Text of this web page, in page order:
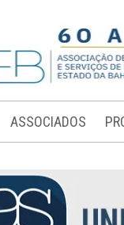
ASSOCIADOS